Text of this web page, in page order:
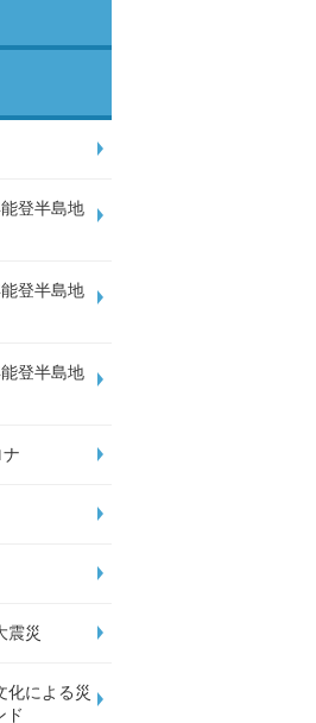
登半島地
登半島地
登半島地
震災
化による災
ド